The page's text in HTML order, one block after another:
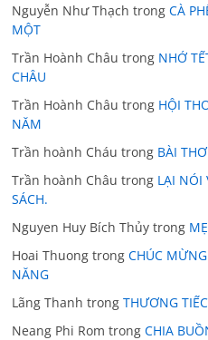
Nguyễn Như Thạch trongCÀ
MỘT
Trần Hoành Châu trong NHỚ
CHÂU
Trần Hoành Châu trong HỘI
NĂM
Trần hoành Cháu trong BÀI
Trần hoành Châu trong LẠI NÓI
SÁCH.
Nguyen Huy Bích Thủy trong
Hoai Thuong trongCHÚC
NĂNG
Lãng Thanh trongTHƯƠNG
Neang Phi Rom trongCHIA